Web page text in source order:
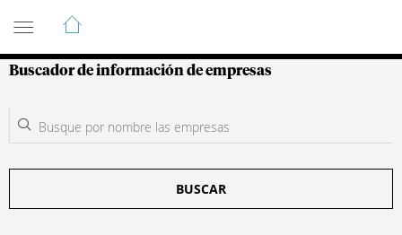
Guía de Empresas Colombianas
Buscador de información de empresas
BUSCAR